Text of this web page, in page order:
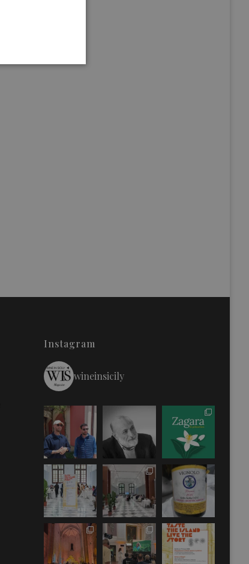
Instagram
wineinsicily